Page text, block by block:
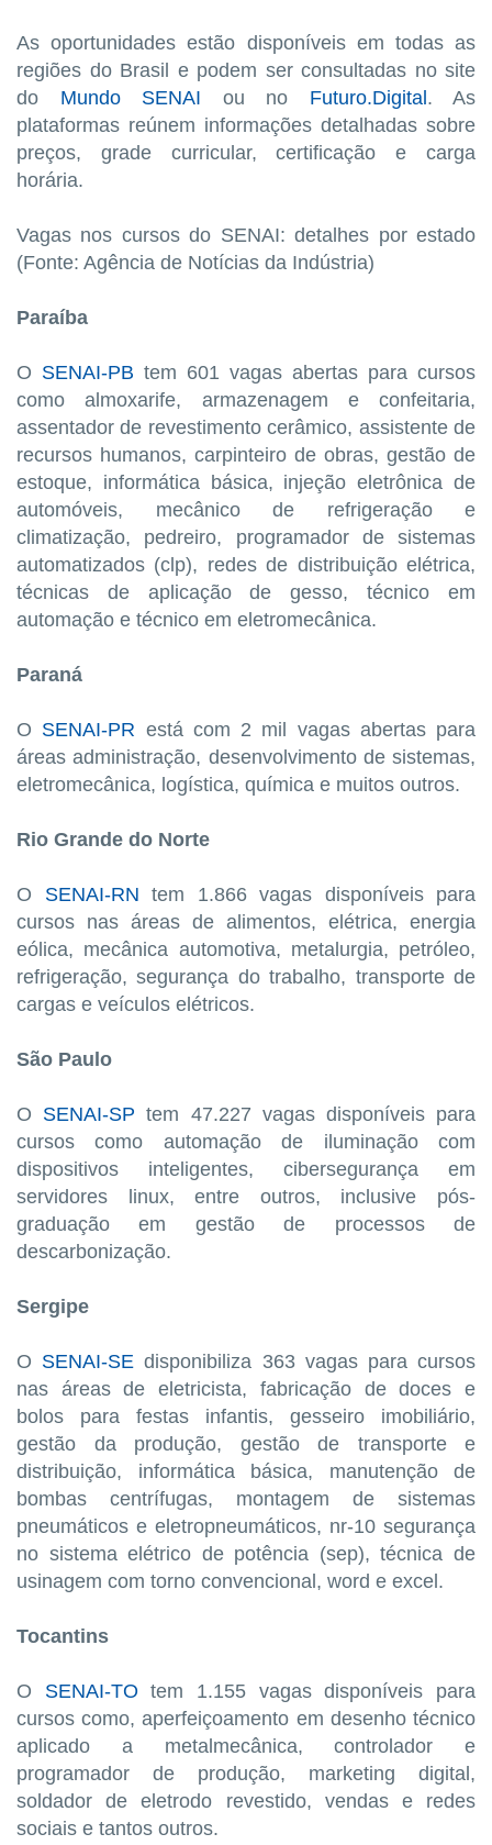
As oportunidades estão disponíveis em todas as
regiões do Brasil e podem ser consultadas no site
do Mundo SENAI ou no Futuro.Digital. As
plataformas reúnem informações detalhadas sobre
preços, grade curricular, certificação e carga
horária.
Vagas nos cursos do SENAI: detalhes por estado
(Fonte: Agência de Notícias da Indústria)
Paraíba
O SENAI-PB tem 601 vagas abertas para cursos
como almoxarife, armazenagem e confeitaria,
assentador de revestimento cerâmico, assistente de
recursos humanos, carpinteiro de obras, gestão de
estoque, informática básica, injeção eletrônica de
automóveis, mecânico de refrigeração e
climatização, pedreiro, programador de sistemas
automatizados (clp), redes de distribuição elétrica,
técnicas de aplicação de gesso, técnico em
automação e técnico em eletromecânica.
Paraná
O SENAI-PR está com 2 mil vagas abertas para
áreas administração, desenvolvimento de sistemas,
eletromecânica, logística, química e muitos outros.
Rio Grande do Norte
O SENAI-RN tem 1.866 vagas disponíveis para
cursos nas áreas de alimentos, elétrica, energia
eólica, mecânica automotiva, metalurgia, petróleo,
refrigeração, segurança do trabalho, transporte de
cargas e veículos elétricos.
São Paulo
O SENAI-SP tem 47.227 vagas disponíveis para
cursos como automação de iluminação com
dispositivos inteligentes, cibersegurança em
servidores linux, entre outros, inclusive pós-
graduação em gestão de processos de
descarbonização.
Sergipe
O SENAI-SE disponibiliza 363 vagas para cursos
nas áreas de eletricista, fabricação de doces e
bolos para festas infantis, gesseiro imobiliário,
gestão da produção, gestão de transporte e
distribuição, informática básica, manutenção de
bombas centrífugas, montagem de sistemas
pneumáticos e eletropneumáticos, nr-10 segurança
no sistema elétrico de potência (sep), técnica de
usinagem com torno convencional, word e excel.
Tocantins
O SENAI-TO tem 1.155 vagas disponíveis para
cursos como, aperfeiçoamento em desenho técnico
aplicado a metalmecânica, controlador e
programador de produção, marketing digital,
soldador de eletrodo revestido, vendas e redes
sociais e tantos outros.